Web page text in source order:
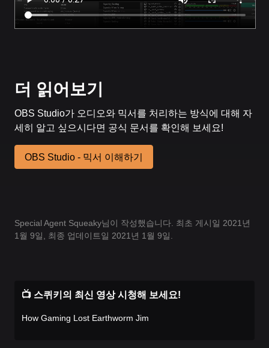
더 읽어보기
OBS Studio가 오디오와 믹서를 처리하는 방식에 대해 자
세히 알고 싶으시다면 공식 문서를 확인해 보세요!
OBS Studio - 믹서 이해하기
Special Agent Squeaky님이 작성했습니다. 최초 게시일 2021년
1월 9일, 최종 업데이트일 2021년 1월 9일.
📺 스퀴키의 최신 영상 시청해 보세요!
How Gaming Lost Earthworm Jim